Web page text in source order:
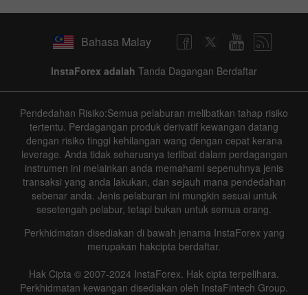
Bahasa Malay
InstaForex adalah Tanda Dagangan Berdaftar
Pendedahan Risiko:Semua pelaburan melibatkan tahap risiko
tertentu. Perdagangan produk derivatif kewangan datang
dengan risiko tinggi kehilangan wang dengan cepat kerana
leverage. Anda tidak seharusnya terlibat dalam perdagangan
instrumen ini melainkan anda memahami sepenuhnya jenis
transaksi yang anda lakukan, dan sejauh mana pendedahan
sebenar anda. Jenis pelaburan ini mungkin sesuai untuk
sesetengah pelabur, tetapi bukan untuk semua orang.
Perkhidmatan disediakan di bawah jenama InstaForex yang
merupakan hakcipta berdaftar.
Hak Cipta © 2007-2024 InstaForex. Hak cipta terpelihara.
Perkhidmatan kewangan disediakan oleh InstaFintech Group.